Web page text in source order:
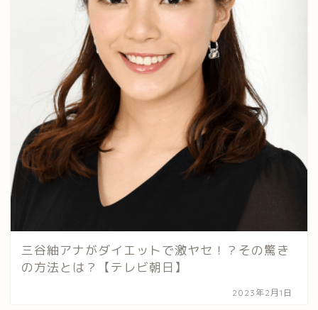
三谷紬アナがダイエットで激ヤセ！？その驚き
の方法とは？【テレビ朝日】
2023年2月1日